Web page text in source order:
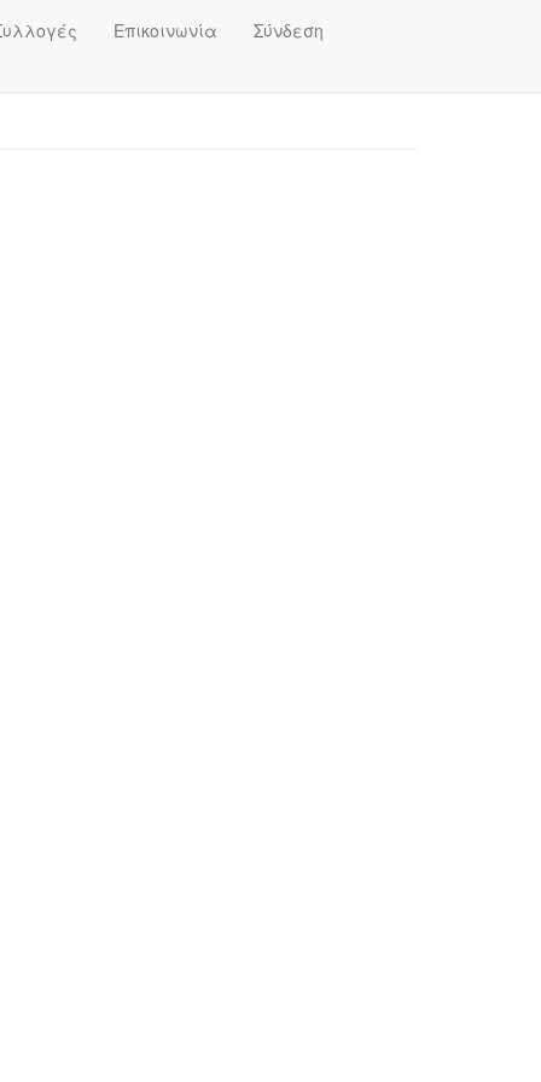
Επικοινωνία Σύνδεση